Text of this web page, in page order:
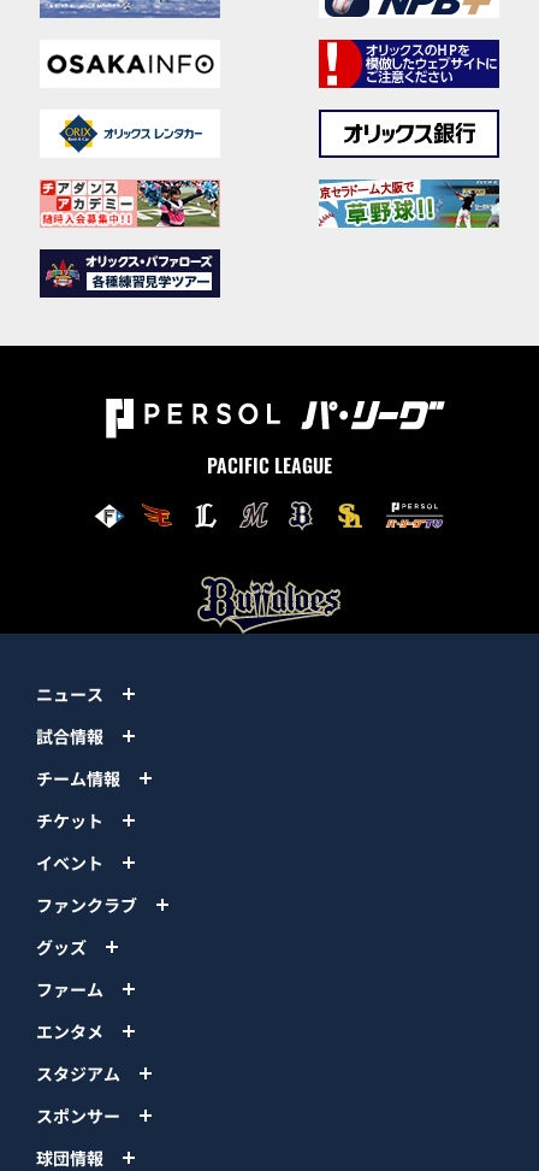
PACIFIC LEAGUE
ニュース
試合情報
チーム情報
チケット
イベント
ファンクラブ
グッズ
ファーム
エンタメ
スタジアム
スポンサー
球団情報